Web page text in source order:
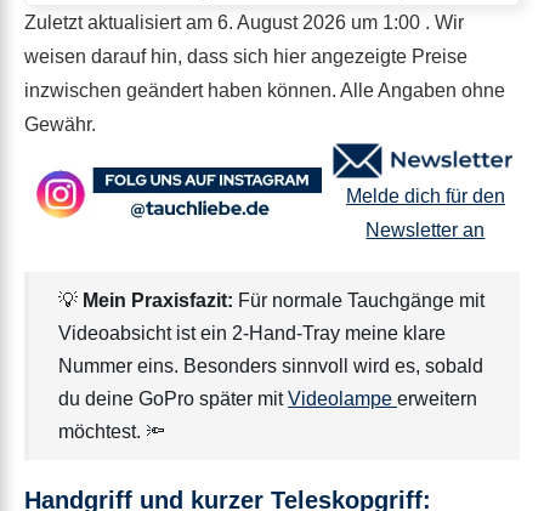
Zuletzt aktualisiert am 6. August 2026 um 1:00 . Wir
weisen darauf hin, dass sich hier angezeigte Preise
inzwischen geändert haben können. Alle Angaben ohne
Gewähr.
Melde dich für den
Newsletter an
💡 Mein Praxisfazit: Für normale Tauchgänge mit
Videoabsicht ist ein 2-Hand-Tray meine klare
Nummer eins. Besonders sinnvoll wird es, sobald
du deine GoPro später mitVideolampe erweitern
möchtest. 🔦
Handgriff und kurzer Teleskopgriff: